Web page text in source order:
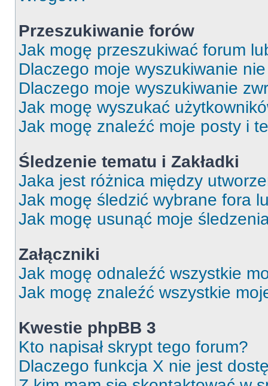
Przeszukiwanie forów
Jak mogę przeszukiwać forum
Dlaczego moje wyszukiwanie
Dlaczego moje wyszukiwanie
Jak mogę wyszukać
Jak mogę znaleźć moje posty i
Śledzenie tematu i Zakładki
Jaka jest różnica między
Jak mogę śledzić wybrane fora
Jak mogę usunąć moje
Załączniki
Jak mogę odnaleźć wszystkie
Jak mogę znaleźć wszystkie
Kwestie phpBB 3
Kto napisał skrypt tego forum?
Dlaczego funkcja X nie jest